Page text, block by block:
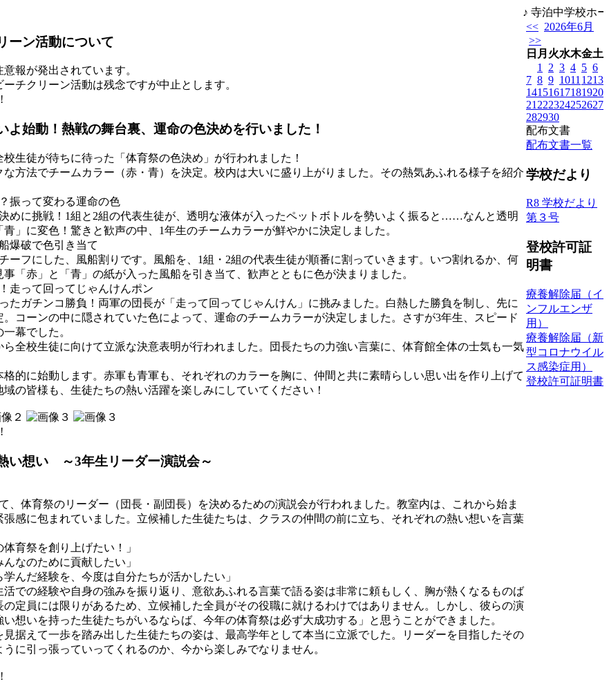
♪ 寺泊中学校ホー
ーン活動について
報が発出されています。
チクリーン活動は残念ですが中止とします。
よ始動！熱戦の舞台裏、運命の色決めを行いました！
生徒が待ちに待った「体育祭の色決め」が行われました！
方法でチームカラー（赤・青）を決定。校内は大いに盛り上がりました。その熱気あふれる様子を紹介
振って変わる運命の色
めに挑戦！1組と2組の代表生徒が、透明な液体が入ったペットボトルを勢いよく振ると……なんと透明
」に変色！驚きと歓声の中、1年生のチームカラーが鮮やかに決定しました。
爆破で色引き当て
ーフにした、風船割りです。風船を、1組・2組の代表生徒が順番に割っていきます。いつ割れるか、何
「赤」と「青」の紙が入った風船を引き当て、歓声とともに色が決まりました。
走って回ってじゃんけんポン
たガチンコ勝負！両軍の団長が「走って回ってじゃんけん」に挑みました。白熱した勝負を制し、先に
コーンの中に隠されていた色によって、運命のチームカラーが決定しました。さすが3年生、スピード
幕でした。
全校生徒に向けて立派な決意表明が行われました。団長たちの力強い言葉に、体育館全体の士気も一気
的に始動します。赤軍も青軍も、それぞれのカラーを胸に、仲間と共に素晴らしい思い出を作り上げて
の皆様も、生徒たちの熱い活躍を楽しみにしていてください！
い想い ～3年生リーダー演説会～
、体育祭のリーダー（団長・副団長）を決めるための演説会が行われました。教室内は、これから始ま
感に包まれていました。立候補した生徒たちは、クラスの仲間の前に立ち、それぞれの熱い想いを言葉
育祭を創り上げたい！」
なのために貢献したい」
学んだ経験を、今度は自分たちが活かしたい」
での経験や自身の強みを振り返り、意欲あふれる言葉で語る姿は非常に頼もしく、胸が熱くなるものば
定員には限りがあるため、立候補した全員がその役職に就けるわけではありません。しかし、彼らの演
想いを持った生徒たちがいるならば、今年の体育祭は必ず大成功する」と思うことができました。
据えて一歩を踏み出した生徒たちの姿は、最高学年として本当に立派でした。リーダーを目指したその
に引っ張っていってくれるのか、今から楽しみでなりません。
<< 2026年6月
>>
日 月 火水木金土
1
2 3 4 5 6
7 8 9 1011 1213
14151617181920
21 222324252627
282930
配布文書
配布文書一覧
学校だより
R8 学校だより
第３号
登校許可証
明書
療養解除届（イ
ンフルエンザ
用）
療養解除届（新
型コロナウイル
ス感染症用）
登校許可証明書